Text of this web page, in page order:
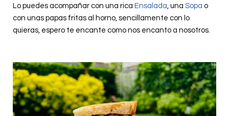
Lo puedes acompañar con una rica Ensalada, una Sopa o
con unas papas fritas al horno, sencillamente con lo
quieras, espero te encante como nos encanto a nosotros.